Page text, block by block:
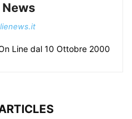
Line dal 10 Ottobre 2000